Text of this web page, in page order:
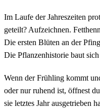
Im Laufe der Jahreszeiten
geteilt? Aufzeichnen.
Die ersten Blüten an der
Die Pflanzenhistorie baut
Wenn der Frühling kommt
oder nur ruhend ist, öffnest
sie letztes Jahr ausgetrieben